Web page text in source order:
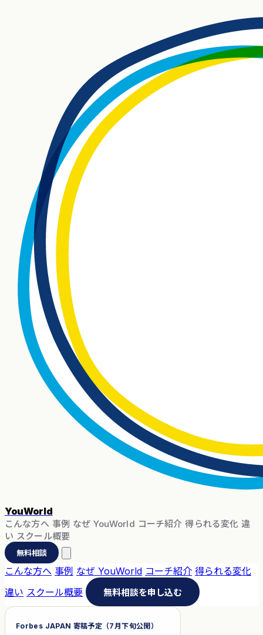
YouWorld
こんな方へ 事例 なぜ YouWorld コーチ紹介 得られる変化 違
い スクール概要
無料相談
こんな方へ 事例 なぜ YouWorld コーチ紹介 得られる変化
違い スクール概要 無料相談を申し込む
Forbes JAPAN 寄稿予定（7月下旬公開）